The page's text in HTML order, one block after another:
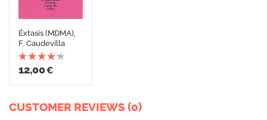
Éxtasis (MDMA),
F. Caudevilla
12,00€
CUSTOMER REVIEWS (0)